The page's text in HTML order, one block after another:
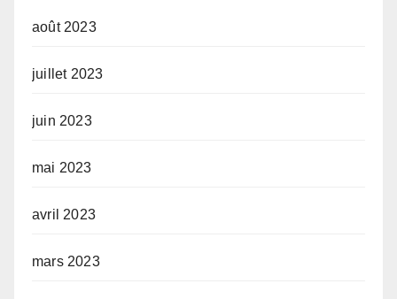
août 2023
juillet 2023
juin 2023
mai 2023
avril 2023
mars 2023